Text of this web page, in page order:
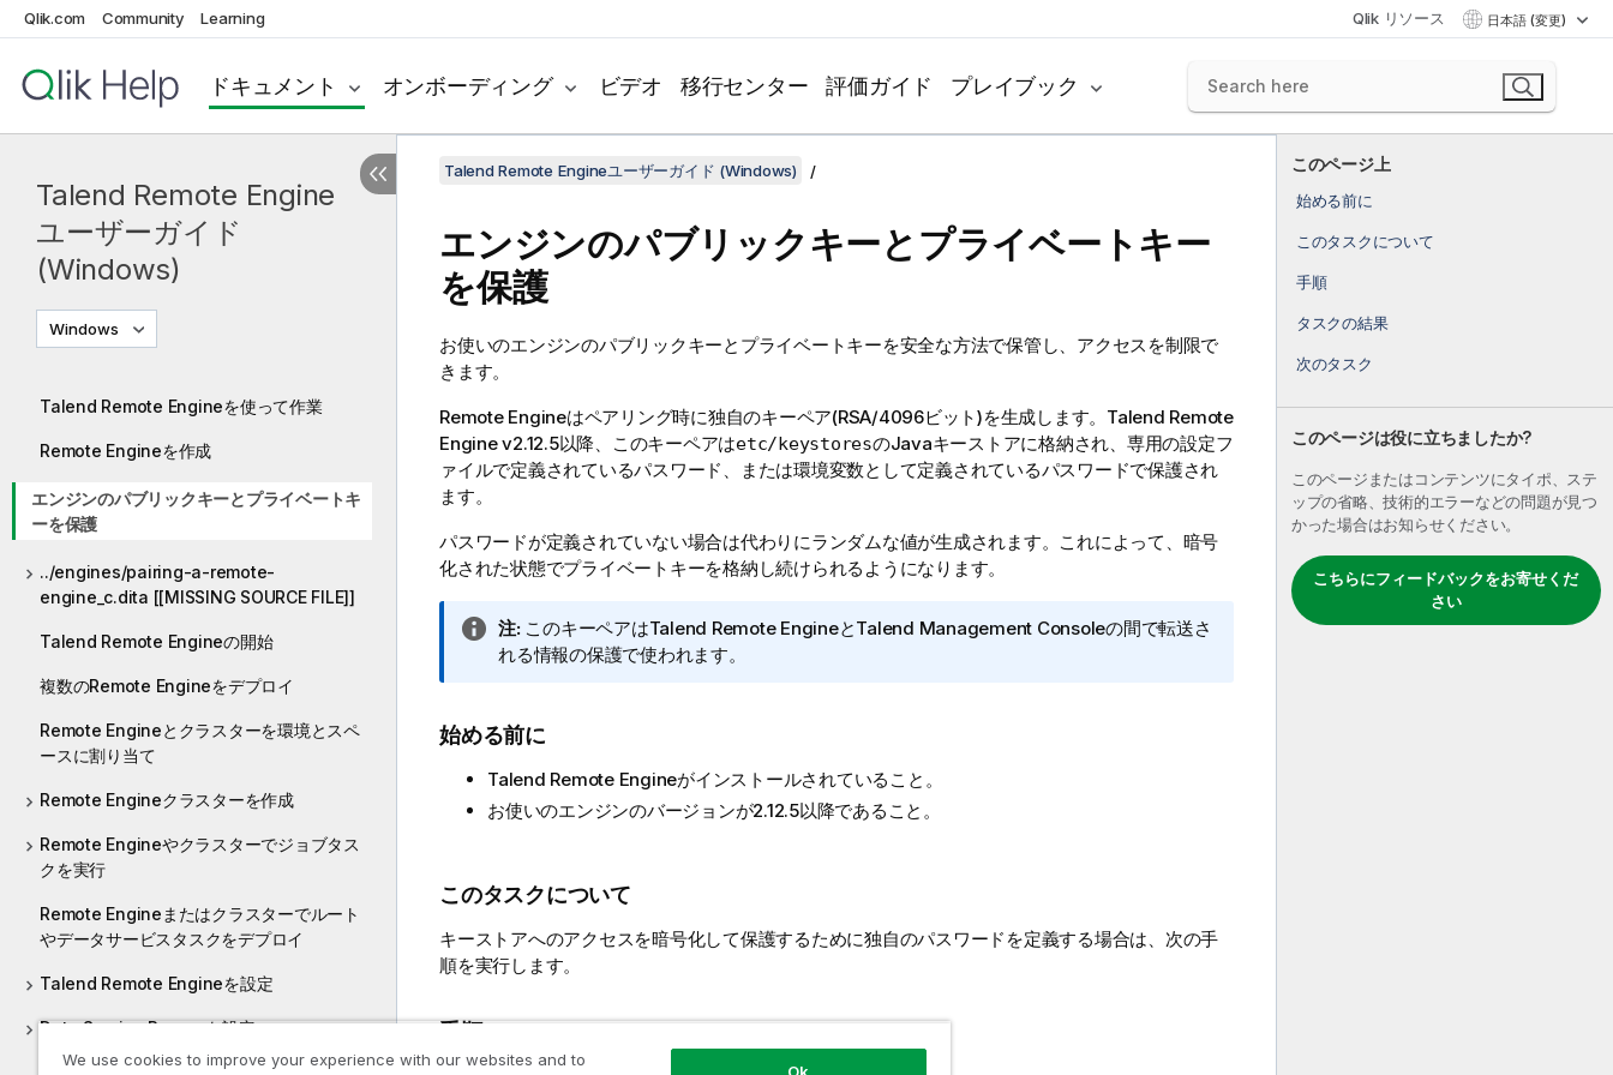
Qlik.com Community Learning Qlik リソース 日本語 (変更)
ドキュメント オンボーディング ビデオ 移行センター 評価ガイド プレイブック
Talend Remote Engine
ユーザーガイド
(Windows)
Windows
Talend Remote Engineを使って作業
Remote Engineを作成
エンジンのパブリックキーとプライベートキ
ーを保護
../engines/pairing-a-remote-
engine_c.dita [[MISSING SOURCE FILE]]
Talend Remote Engineの開始
複数のRemote Engineをデプロイ
Remote Engineとクラスターを環境とスペ
ースに割り当て
Remote Engineクラスターを作成
Remote Engineやクラスターでジョブタス
クを実行
Remote Engineまたはクラスターでルート
やデータサービスタスクをデプロイ
Talend Remote Engineを設定
Data Service Runnerを設定
このページ上
始める前に
このタスクについて
手順
タスクの結果
次のタスク
このページは役に立ちましたか?
このページまたはコンテンツにタイポ、ステ
ップの省略、技術的エラーなどの問題が見つ
かった場合はお知らせください。
こちらにフィードバックをお寄せくだ
さい
Talend Remote Engineユーザーガイド (Windows)
エンジンのパブリックキーとプライベートキー
を保護
お使いのエンジンのパブリックキーとプライベートキーを安全な方法で保管し、アクセスを制限で
きます。
Remote Engineはペアリング時に独自のキーペア(RSA/4096ビット)を生成します。 Talend Remote
Enginev2.12.5以降、このキーペアはetc/keystoresのJavaキーストアに格納され、専用の設定フ
ァイルで定義されているパスワード、または環境変数として定義されているパスワードで保護され
ます。
パスワードが定義されていない場合は代わりにランダムな値が生成されます。これによって、暗号
化された状態でプライベートキーを格納し続けられるようになります。
情
報
注:このキーペアはTalend Remote EngineとTalend Management Consoleの間で転送さ
れる情報の保護で使われます。
始める前に
Talend Remote Engineがインストールされていること。
お使いのエンジンのバージョンが2.12.5以降であること。
このタスクについて
キーストアへのアクセスを暗号化して保護するために独自のパスワードを定義する場合は、次の手
順を実行します。
手順
We use cookies to improve your experience with our websites and to